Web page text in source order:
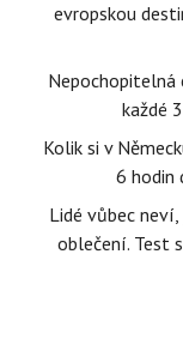
evropskou
Nepochopitelná
každé
Kolik si v
6 hodin
Lidé vůbec
oblečení. Test